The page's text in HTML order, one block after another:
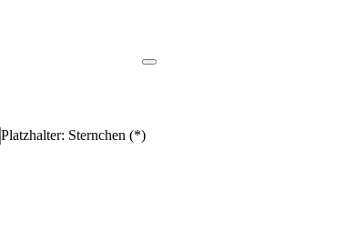
Platzhalter: Sternchen (*)